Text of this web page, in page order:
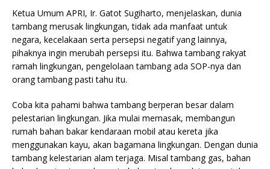
Ketua Umum APRI, Ir. Gatot Sugiharto, menjelaskan, dunia
tambang merusak lingkungan, tidak ada manfaat untuk
negara, kecelakaan serta persepsi negatif yang lainnya,
pihaknya ingin merubah persepsi itu. Bahwa tambang rakyat
ramah lingkungan, pengelolaan tambang ada SOP-nya dan
orang tambang pasti tahu itu.
Coba kita pahami bahwa tambang berperan besar dalam
pelestarian lingkungan. Jika mulai memasak, membangun
rumah bahan bakar kendaraan mobil atau kereta jika
menggunakan kayu, akan bagamana lingkungan. Dengan dunia
tambang kelestarian alam terjaga. Misal tambang gas, bahan